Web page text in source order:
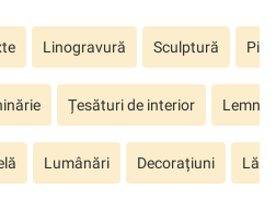
Linogravură Sculptură
Țesături de interior Lemn
Lumânări Decorațiuni